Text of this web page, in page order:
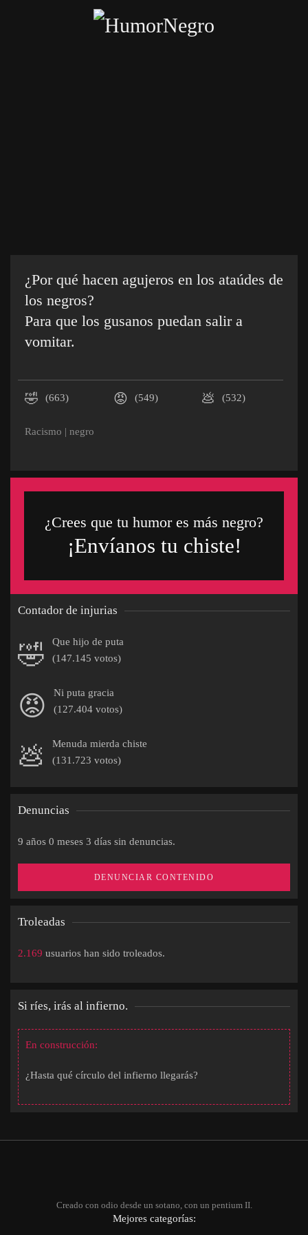
¿Por qué hacen agujeros en los ataúdes de
los negros?
Para que los gusanos puedan salir a
vomitar.
🤣 (663) 😡 (549) 💩 (532)
Racismo | negro
¿Crees que tu humor es más negro?
¡Envíanos tu chiste!
Contador de injurias
🤣
Que hijo de puta
(147.145 votos)
😡
Ni puta gracia
(127.404 votos)
💩
Menuda mierda chiste
(131.723 votos)
Denuncias
9 años 0 meses 3 días sin denuncias.
DENUNCIAR CONTENIDO
Troleadas
2.169 usuarios han sido troleados.
Si ríes, irás al infierno.
En construcción:
¿Hasta qué círculo del infierno llegarás?
Creado con odio desde un sotano, con un pentium II.
Mejores categorías: